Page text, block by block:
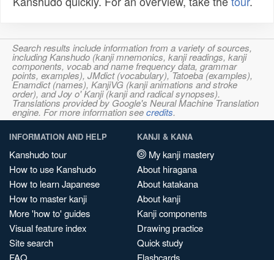
Search results include information from a variety of sources,
including Kanshudo (kanji mnemonics, kanji readings, kanji
components, vocab and name frequency data, grammar
points, examples), JMdict (vocabulary), Tatoeba (examples),
Enamdict (names), KanjiVG (kanji animations and stroke
order), and Joy o' Kanji (kanji and radical synopses).
Translations provided by Google's Neural Machine Translation
engine. For more information seecredits.
INFORMATION AND HELP
Kanshudo tour
How to use Kanshudo
How to learn Japanese
How to master kanji
More 'how to' guides
Visual feature index
Site search
FAQ
KANJI & KANA
My kanji mastery
About hiragana
About katakana
About kanji
Kanji components
Drawing practice
Quick study
Flashcards